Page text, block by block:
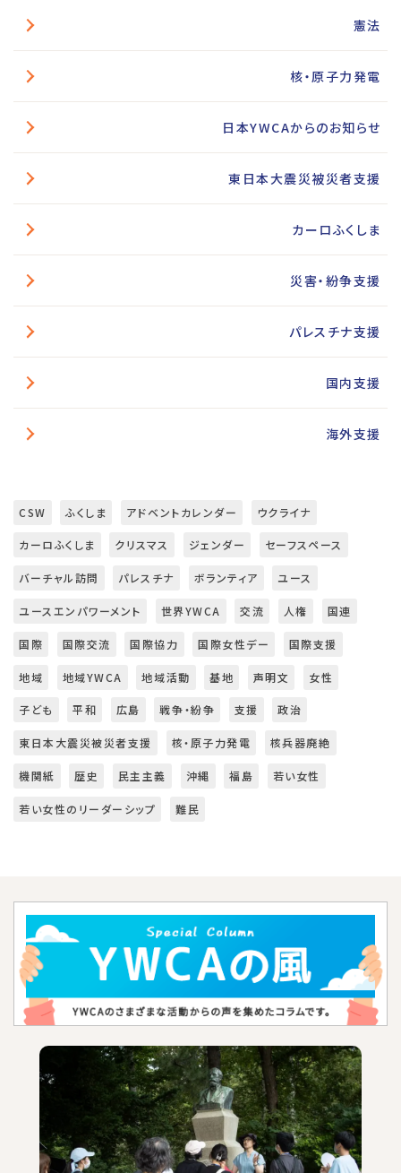
憲法
核・原子力発電
日本YWCAからのお知らせ
東日本大震災被災者支援
カーロふくしま
災害・紛争支援
パレスチナ支援
国内支援
海外支援
CSW ふくしま アドベントカレンダー ウクライナ
カーロふくしま クリスマス ジェンダー セーフスペース
バーチャル訪問 パレスチナ ボランティア ユース
ユースエンパワーメント 世界YWCA 交流 人権 国連
国際 国際交流 国際協力 国際女性デー 国際支援
地域 地域YWCA 地域活動 基地 声明文 女性
子ども 平和 広島 戦争・紛争 支援 政治
東日本大震災被災者支援 核・原子力発電 核兵器廃絶
機関紙 歴史 民主主義 沖縄 福島 若い女性
若い女性のリーダーシップ 難民